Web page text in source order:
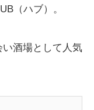
（ハブ）。
酒場として人気